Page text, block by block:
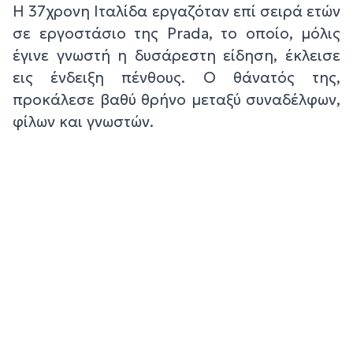
Η 37χρονη Ιταλίδα εργαζόταν επί σειρά ετών
σε εργοστάσιο της Prada, το οποίο, μόλις
έγινε γνωστή η δυσάρεστη είδηση, έκλεισε
εις ένδειξη πένθους. Ο θάνατός της,
προκάλεσε βαθύ θρήνο μεταξύ συναδέλφων,
φίλων και γνωστών.